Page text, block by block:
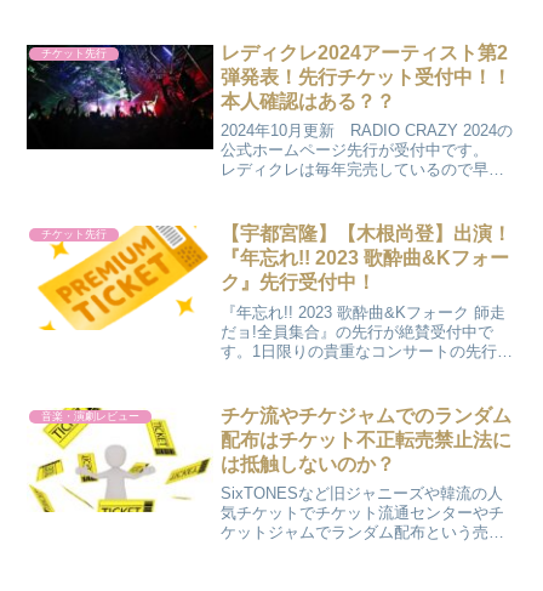
います。新橋演舞場での少年たちは松竹
の公演なので逮捕や本人確...
チケット先行
レディクレ2024アーティスト第2
弾発表！先行チケット受付中！！
本人確認はある？？
2024年10月更新 RADIO CRAZY 2024の
公式ホームページ先行が受付中です。
レディクレは毎年完売しているので早め
要です。 この機会にご自身の名義でチ
ケッ...
チケット先行
【宇都宮隆】【木根尚登】出演！
『年忘れ!! 2023 歌酔曲&Kフォー
ク』先行受付中！
『年忘れ!! 2023 歌酔曲&Kフォーク 師走
だョ!全員集合』の先行が絶賛受付中で
す。1日限りの貴重なコンサートの先行が
が、歌謡曲とフォークが好きな人にはた
まらない...
音楽・演劇レビュー
チケ流やチケジャムでのランダム
配布はチケット不正転売禁止法に
は抵触しないのか？
SixTONESなど旧ジャニーズや韓流の人
気チケットでチケット流通センターやチ
ケットジャムでランダム配布という売り